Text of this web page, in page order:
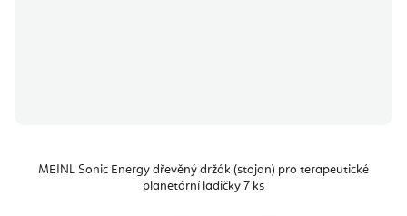
MEINL Sonic Energy dřevěný držák (stojan) pro terapeutické
planetární ladičky 7 ks